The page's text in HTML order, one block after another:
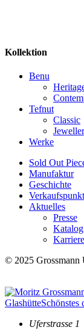
Kollektion
Benu
Tefnut
Classic
Werke
Sold Out
Manufaktur
Geschichte
Aktuelles
Presse
Katalog
Karriere
© 2025 Grossmann
Uferstrasse 1